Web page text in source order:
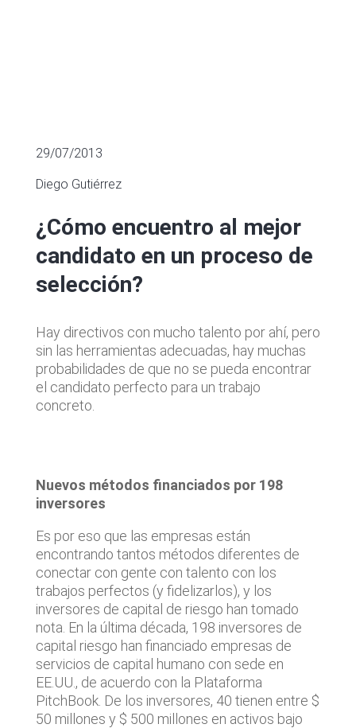
29/07/2013
Diego Gutiérrez
¿Cómo encuentro al mejor
candidato en un proceso de
selección?
Hay directivos con mucho talento por ahí, pero
sin las herramientas adecuadas, hay muchas
probabilidades de que no se pueda encontrar
el candidato perfecto para un trabajo
concreto.
Nuevos métodos financiados por 198
inversores
Es por eso que las empresas están
encontrando tantos métodos diferentes de
conectar con gente con talento con los
trabajos perfectos (y fidelizarlos), y los
inversores de capital de riesgo han tomado
nota. En la última década, 198 inversores de
capital riesgo han financiado empresas de
servicios de capital humano con sede en
EE.UU., de acuerdo con la Plataforma
PitchBook. De los inversores, 40 tienen entre $
50 millones y $ 500 millones en activos bajo